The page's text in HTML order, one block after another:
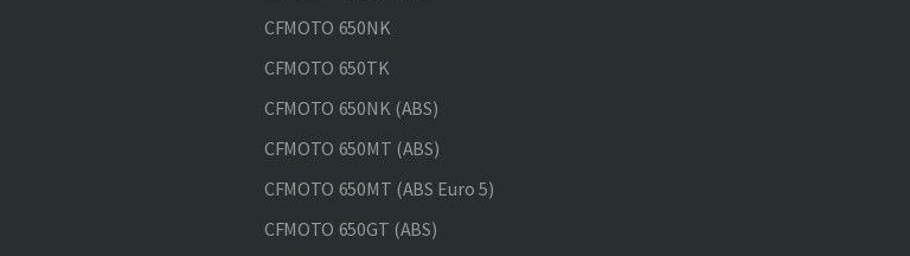
CFMOTO 650NK
CFMOTO 650TK
CFMOTO 650NK (ABS)
CFMOTO 650MT (ABS)
CFMOTO 650MT (ABS Euro 5)
CFMOTO 650GT (ABS)